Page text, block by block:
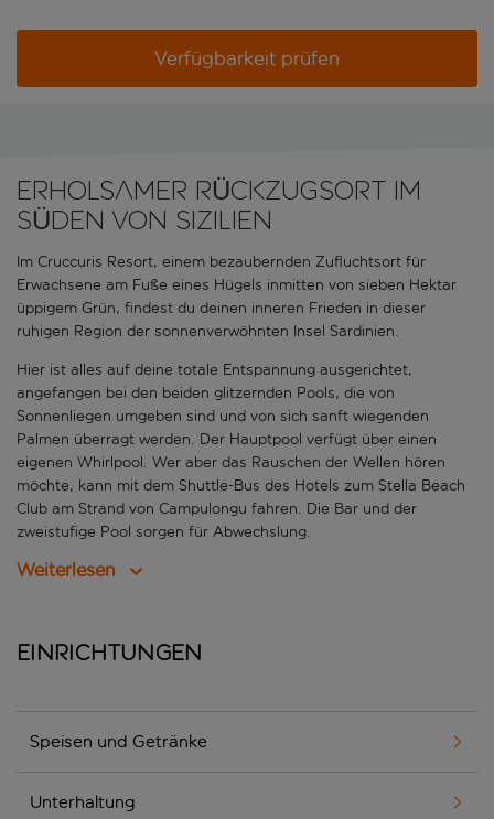
Verfügbarkeit prüfen
ERHOLSAMER RÜCKZUGSORT IM
SÜDEN VON SIZILIEN
Im Cruccuris Resort, einem bezaubernden Zufluchtsort für
Erwachsene am Fuße eines Hügels inmitten von sieben Hektar
üppigem Grün, findest du deinen inneren Frieden in dieser
ruhigen Region der sonnenverwöhnten Insel Sardinien.
Hier ist alles auf deine totale Entspannung ausgerichtet,
angefangen bei den beiden glitzernden Pools, die von
Sonnenliegen umgeben sind und von sich sanft wiegenden
Palmen überragt werden. Der Hauptpool verfügt über einen
eigenen Whirlpool. Wer aber das Rauschen der Wellen hören
möchte, kann mit dem Shuttle-Bus des Hotels zum Stella Beach
Club am Strand von Campulongu fahren. Die Bar und der
zweistufige Pool sorgen für Abwechslung.
Weiterlesen
Einrichtungen
Speisen und Getränke
Unterhaltung